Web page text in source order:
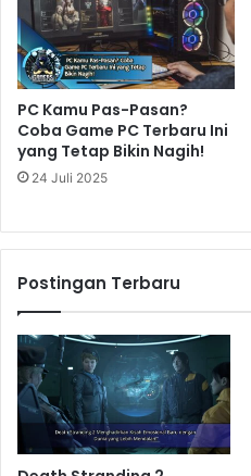
PC Kamu Pas-Pasan?
Coba Game PC Terbaru Ini
yang Tetap Bikin Nagih!
24 Juli 2025
Postingan Terbaru